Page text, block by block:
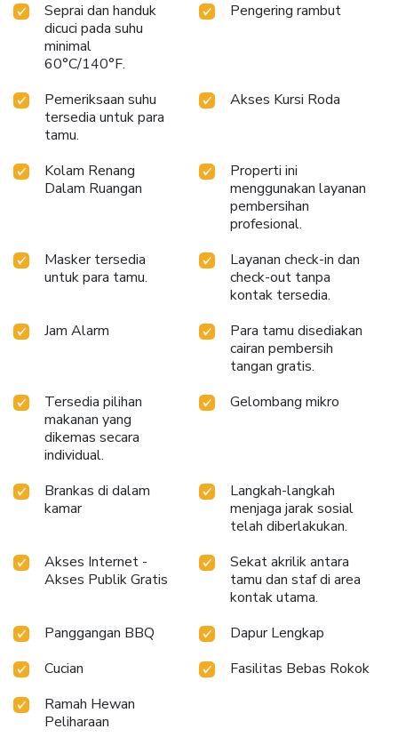
Seprai dan handuk
dicuci pada suhu
minimal
60°C/140°F.
Pengering rambut
Pemeriksaan suhu
tersedia untuk para
tamu.
Akses Kursi Roda
Kolam Renang
Dalam Ruangan
Properti ini
menggunakan layanan
pembersihan
profesional.
Masker tersedia
untuk para tamu.
Layanan check-in dan
check-out tanpa
kontak tersedia.
Jam Alarm
Para tamu disediakan
cairan pembersih
tangan gratis.
Tersedia pilihan
makanan yang
dikemas secara
individual.
Gelombang mikro
Brankas di dalam
kamar
Langkah-langkah
menjaga jarak sosial
telah diberlakukan.
Akses Internet -
Akses Publik Gratis
Sekat akrilik antara
tamu dan staf di area
kontak utama.
Panggangan BBQ
Dapur Lengkap
Cucian
Fasilitas Bebas Rokok
Ramah Hewan
Peliharaan